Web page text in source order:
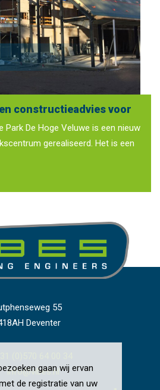
gaan wij ervan
de registratie van uw
constructieadvies voor
Park De Hoge Veluwe is een nieuw
gerealiseerd. Het is een
55
Deventer
info@vibes.nl